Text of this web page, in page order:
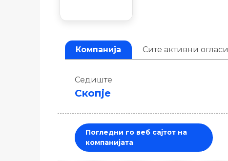
Компанија Сите активни огласи
Седиште
Скопје
Погледни го веб сајтот на
компанијата